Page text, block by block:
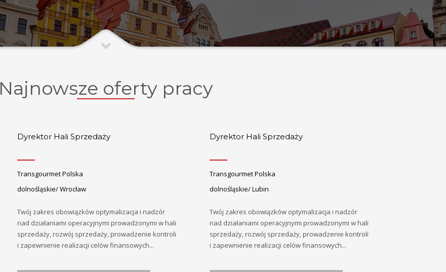
Najnowsze oferty pracy
Dyrektor Hali Sprzedaży
Transgourmet Polska
dolnośląskie/ Wrocław
Twój zakres obowiązków optymalizacja i nadzór
nad działaniami operacyjnymi prowadzonymi w hali
sprzedaży, rozwój sprzedaży, prowadzenie kontroli
i zapewnienie realizacji celów finansowych...
Dyrektor Hali Sprzedaży
Transgourmet Polska
dolnośląskie/ Lubin
Twój zakres obowiązków optymalizacja i nadzór
nad działaniami operacyjnymi prowadzonymi w hali
sprzedaży, rozwój sprzedaży, prowadzenie kontroli
i zapewnienie realizacji celów finansowych...